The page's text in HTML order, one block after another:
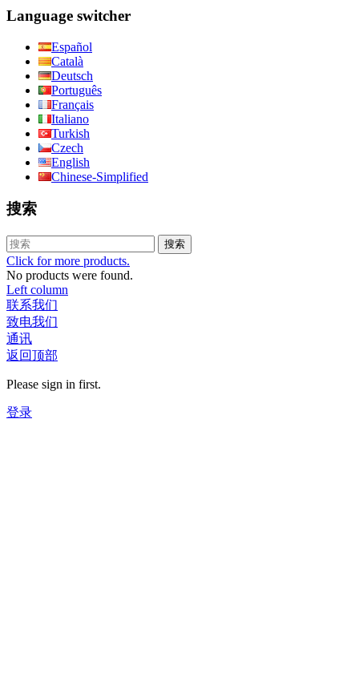
Language switcher
Español
Català
Deutsch
Português
Français
Italiano
Turkish
Czech
English
Chinese-Simplified
搜索
搜索
Click for more products.
No products were found.
Left column
联系我们
致电我们
通讯
返回顶部
Please sign in first.
登录